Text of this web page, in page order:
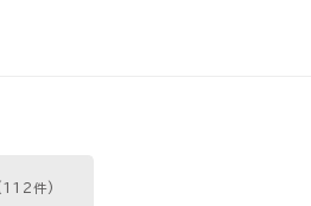
件)